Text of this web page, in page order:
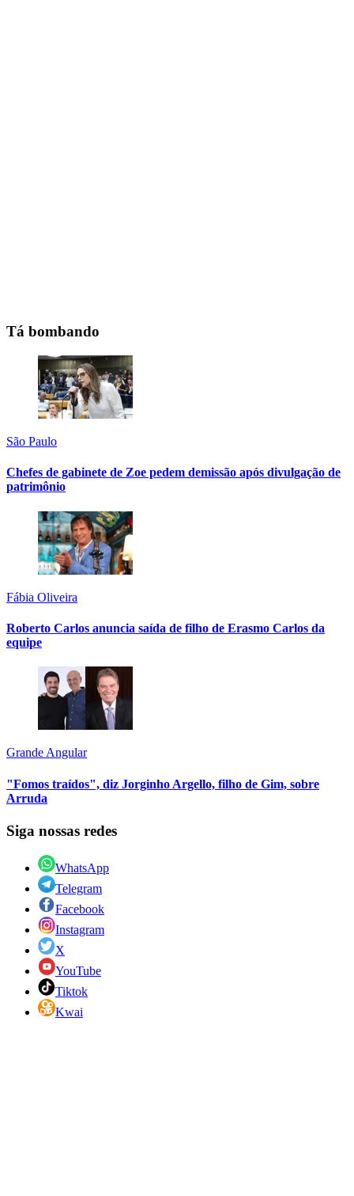
Tá bombando
São Paulo
Chefes de gabinete de Zoe pedem demissão após divulgação de
patrimônio
Fábia Oliveira
Roberto Carlos anuncia saída de filho de Erasmo Carlos da
equipe
Grande Angular
"Fomos traídos", diz Jorginho Argello, filho de Gim, sobre
Arruda
Siga nossas redes
WhatsApp
Telegram
Facebook
Instagram
X
YouTube
Tiktok
Kwai